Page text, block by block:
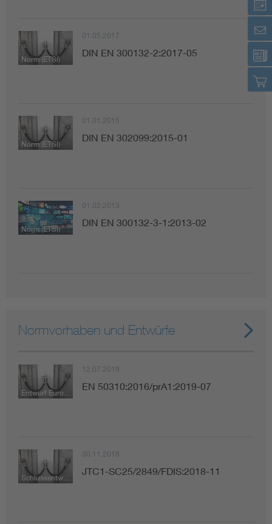
Norm (ETSI)
01.05.2017
DIN EN 300132-2:2017-05
Norm (ETSI)
01.01.2015
DIN EN 302099:2015-01
Norm (ETSI)
01.02.2013
DIN EN 300132-3-1:2013-02
Normvorhaben und Entwürfe
12.07.2019
EN 50310:2016/prA1:2019-07
30.11.2018
JTC1-SC25/2849/FDIS:2018-11